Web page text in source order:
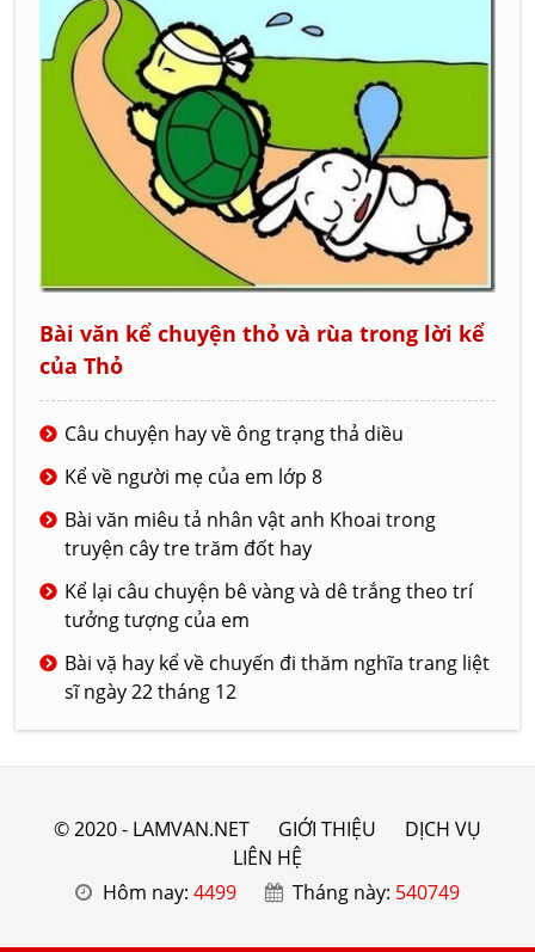
Bài văn kể chuyện thỏ và rùa trong lời kể
của Thỏ
Câu chuyện hay về ông trạng thả diều
Kể về người mẹ của em lớp 8
Bài văn miêu tả nhân vật anh Khoai trong
truyện cây tre trăm đốt hay
Kể lại câu chuyện bê vàng và dê trắng theo trí
tưởng tượng của em
Bài vặ hay kể về chuyến đi thăm nghĩa trang liệt
sĩ ngày 22 tháng 12
© 2020 - LAMVAN.NET GIỚI THIỆU
DỊCH VỤ
LIÊN HỆ
Hôm nay: 4499 Tháng này: 540749